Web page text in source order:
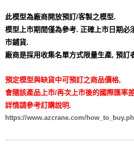
此模型為廠商開放預訂/客製之模型.
模型上市期間僅為參考. 正確上市日期必
市鋪貨.
廠商是採用收集名單方式限量生產, 預訂
預定模型與缺貨中可預訂之商品價格,
會隨該產品上市/再次上市後的國際匯率
詳情請參考訂購說明.
https://www.azcrane.com/